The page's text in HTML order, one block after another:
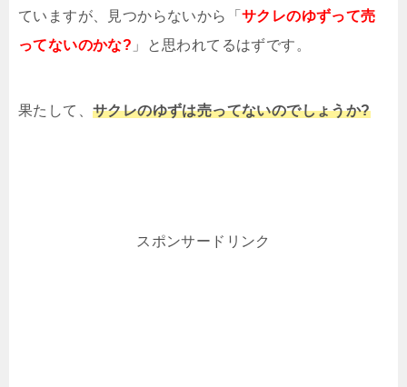
ていますが、見つからないから「 サクレのゆずって売
ってないのかな? 」と思われてるはずです。
果たして、 サクレのゆずは売ってないのでしょうか?
スポンサードリンク